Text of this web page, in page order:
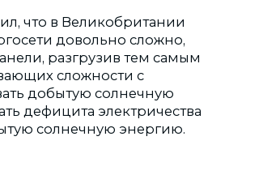
что в Великобритании
довольно сложно,
разгрузив тем самым
сложности с
добытую солнечную
дефицита электричества
солнечную энергию.